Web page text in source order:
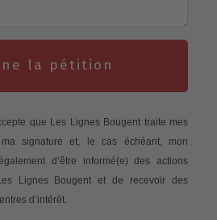
la pétition
que Les Lignes Bougent traite mes
signature et, le cas échéant, mon
d’être informé(e) des actions
Lignes Bougent et de recevoir des
d’intérêt.